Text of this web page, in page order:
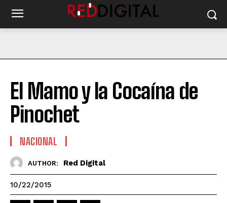
El Mamo y la Cocaína de
Pinochet
NACIONAL
AUTHOR: Red Digital
10/22/2015